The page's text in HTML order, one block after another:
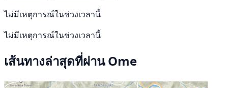
ไม่มีเหตุการณ์ในช่วงเวลานี้
ไม่มีเหตุการณ์ในช่วงเวลานี้
เส้นทางล่าสุดที่ผ่าน Ome